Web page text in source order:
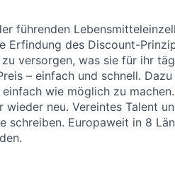
führenden
Erfindung des Discount-
versorgen, was sie für ihr
– einfach und schnell.
wie möglich zu
neu. Vereintes Talent
Europaweit in 8